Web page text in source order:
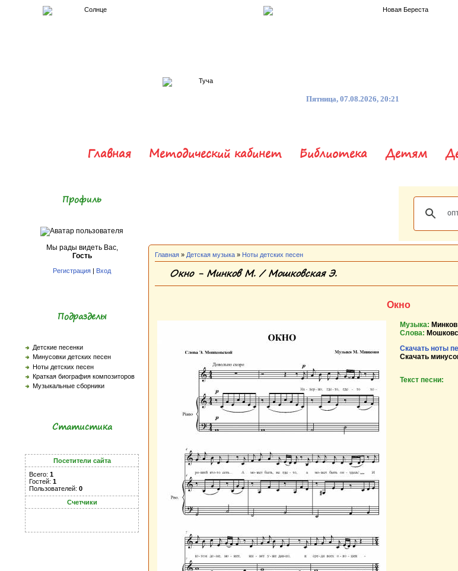
Пятница, 07.08.2026, 20:21
Главная Методический кабинет Библиотека Детям
Профиль
Мы рады видеть Вас,
Гость
Регистрация | Вход
Подразделы
Детские песенки
Минусовки детских песен
Ноты детских песен
Краткая биография композиторов
Музыкальные сборники
Статистика
Посетители сайта
Всего: 1
Гостей: 1
Пользователей: 0
Счетчики
Главная » Детская музыка » Ноты детских песен
Окно - Минков М. / Мошковская Э.
Окно
Музыка:
Слова:
Скачать ноты
Скачать
Текст песни: